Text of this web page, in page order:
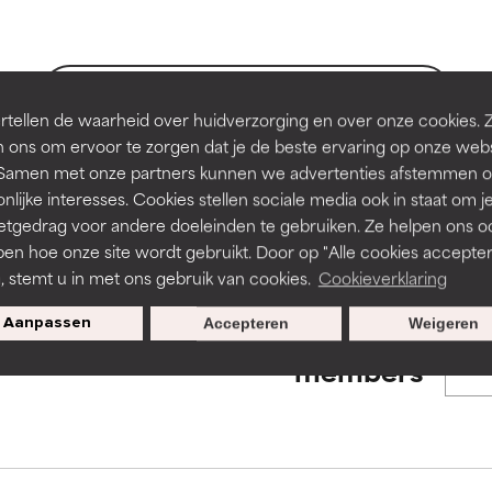
de waarheid over huidverzorging en over onze cookies.
ons om ervoor te zorgen dat je de beste ervaring op onze
met onze partners kunnen we advertenties afstemmen
interesses. Cookies stellen sociale media ook in staat om je
voor andere doeleinden te gebruiken. Ze helpen ons
hoe onze site wordt gebruikt. Door op "Alle cookies
stemt u in met ons gebruik van cookies. Cookieverklaring
Aanpassen Weigeren
Accepteren
to assess ingredients in this dictionary. Regulations
irriterend maar kan esthetische, stabiliteits- of andere
is aanwezig. Het risico wordt vergroot als het gecombineerd
ingrediënten.
droogheid, enz. veroorzaken. Kan in sommige gevallen
irriterend maar kan esthetische, stabiliteits- of andere
is aanwezig. Het risico wordt vergroot als het gecombineerd
ingrediënten.
droogheid, enz. veroorzaken. Kan in sommige gevallen
Exclusieve aanbiedingen voor
members